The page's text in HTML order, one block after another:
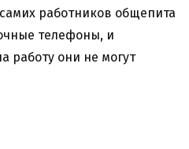
работников общепита
телефоны, и
работу они не могут